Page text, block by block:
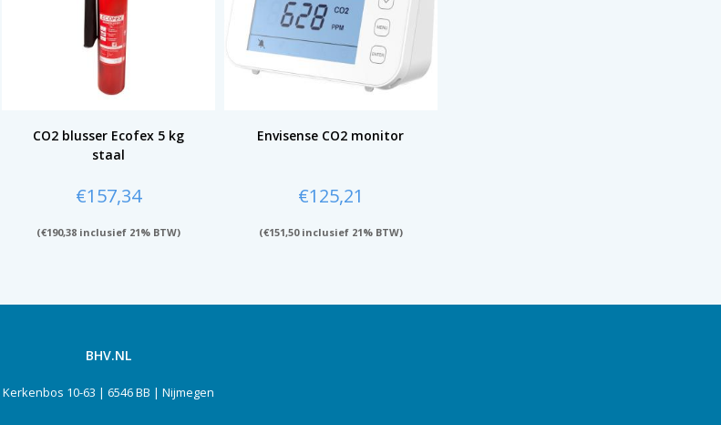
CO2 blusser Ecofex 5 kg
staal
€157,34
(€190,38inclusief 21% BTW)
Envisense CO2 monitor
€125,21
(€151,50inclusief 21% BTW)
BHV.NL
Kerkenbos 10-63 | 6546 BB | Nijmegen